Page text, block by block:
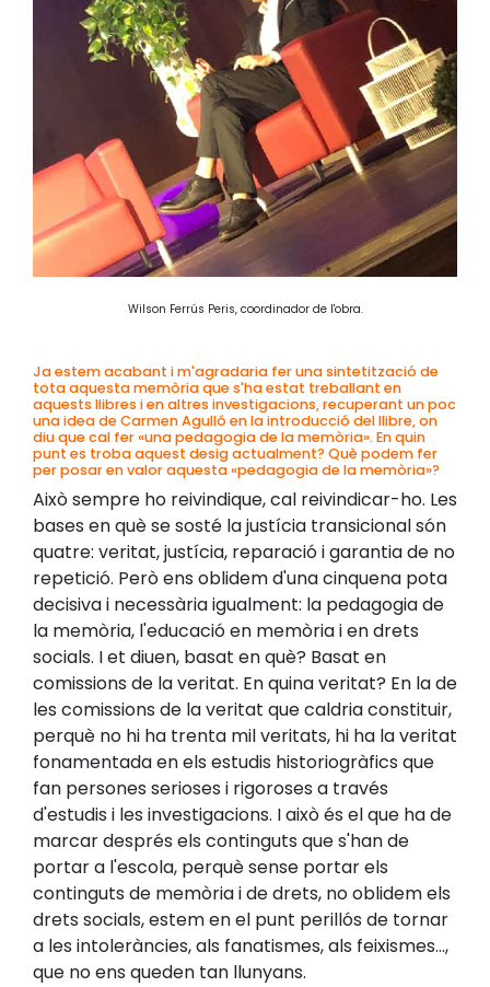
Wilson Ferrús Peris, coordinador de l'obra.
Ja estem acabant i m'agradaria fer una sintetització de
tota aquesta memòria que s'ha estat treballant en
aquests llibres i en altres investigacions, recuperant un poc
una idea de Carmen Agulló en la introducció del llibre, on
diu que cal fer «una pedagogia de la memòria». En quin
punt es troba aquest desig actualment? Què podem fer
per posar en valor aquesta «pedagogia de la memòria»?
Això sempre ho reivindique, cal reivindicar-ho. Les
bases en què se sosté la justícia transicional són
quatre: veritat, justícia, reparació i garantia de no
repetició. Però ens oblidem d'una cinquena pota
decisiva i necessària igualment: la pedagogia de
la memòria, l'educació en memòria i en drets
socials. I et diuen, basat en què? Basat en
comissions de la veritat. En quina veritat? En la de
les comissions de la veritat que caldria constituir,
perquè no hi ha trenta mil veritats, hi ha la veritat
fonamentada en els estudis historiogràfics que
fan persones serioses i rigoroses a través
d'estudis i les investigacions. I això és el que ha de
marcar després els continguts que s'han de
portar a l'escola, perquè sense portar els
continguts de memòria i de drets, no oblidem els
drets socials, estem en el punt perillós de tornar
a les intoleràncies, als fanatismes, als feixismes...,
que no ens queden tan llunyans.